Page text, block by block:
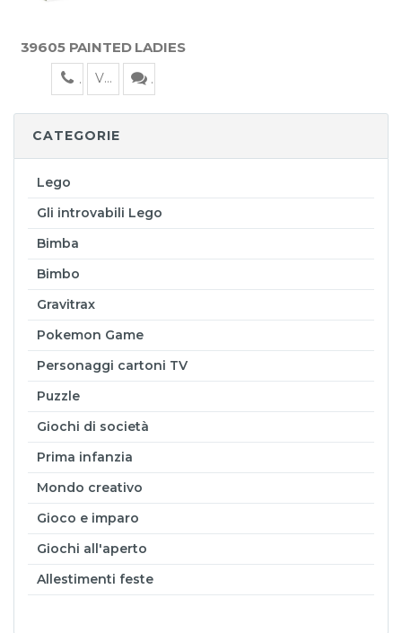
39605 PAINTED LADIES
Visualizza
CATEGORIE
Lego
Gli introvabili Lego
Bimba
Bimbo
Gravitrax
Pokemon Game
Personaggi cartoni TV
Puzzle
Giochi di società
Prima infanzia
Mondo creativo
Gioco e imparo
Giochi all'aperto
Allestimenti feste